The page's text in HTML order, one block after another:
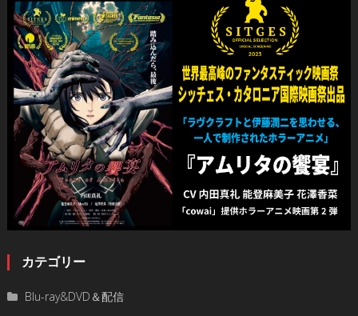
カテゴリー
Blu-ray&DVD＆配信